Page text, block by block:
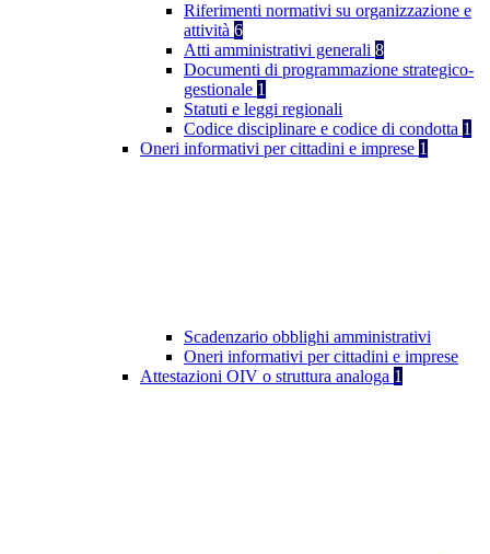
Riferimenti normativi su organizzazione e
attività 6
Atti amministrativi generali 8
Documenti di programmazione strategico-
gestionale 1
Statuti e leggi regionali
Codice disciplinare e codice di condotta 1
Oneri informativi per cittadini e imprese 1
Scadenzario obblighi amministrativi
Oneri informativi per cittadini e imprese
Attestazioni OIV o struttura analoga 1